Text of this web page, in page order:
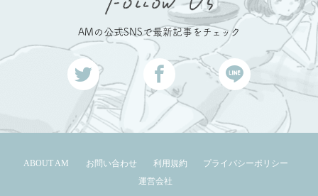
AMの公式SNSで最新記事をチェック
ABOUT AM お問い合わせ 利用規約
プライバシーポリシー
運営会社